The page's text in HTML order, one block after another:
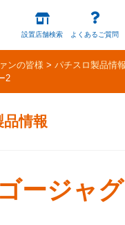
設置店舗検索 よくあるご質問
様
ンの皆様
パチスロ製品情報
2
情報
ージャ